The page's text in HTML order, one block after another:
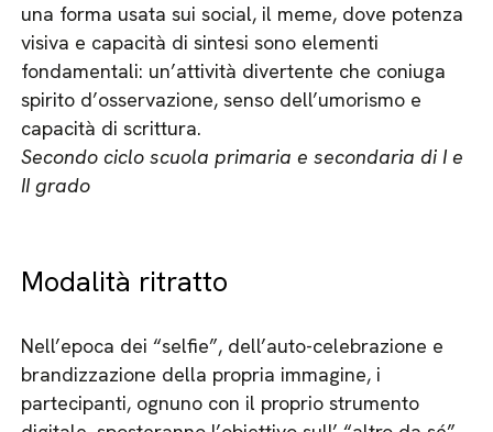
una forma usata sui social, il meme, dove potenza
visiva e capacità di sintesi sono elementi
fondamentali: un’attività divertente che coniuga
spirito d’osservazione, senso dell’umorismo e
capacità di scrittura.
Secondo ciclo scuola primaria e secondaria di I e
II grado
Modalità ritratto
Nell’epoca dei “selfie”, dell’auto-celebrazione e
brandizzazione della propria immagine, i
partecipanti, ognuno con il proprio strumento